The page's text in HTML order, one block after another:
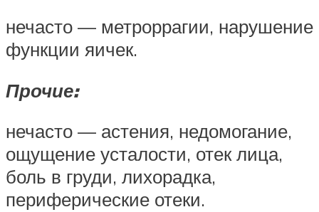
нечасто — метроррагии, нарушение
функции яичек.
Прочие:
нечасто — астения, недомогание,
ощущение усталости, отек лица,
боль в груди, лихорадка,
периферические отеки.